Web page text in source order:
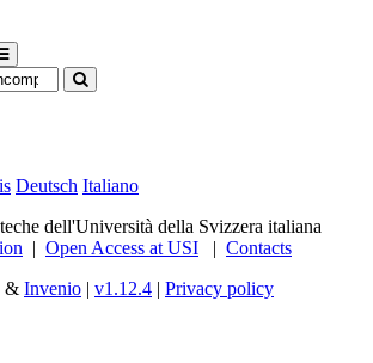
Deutsch Italiano
dell'Università della Svizzera italiana
| Open Access at USI | Contacts
& Invenio | v1.12.4 | Privacy policy